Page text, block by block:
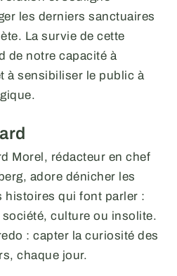
les derniers sanctuaires
La survie de cette
de notre capacité à
à sensibiliser le public à
Morel, rédacteur en chef
adore dénicher les
histoires qui font parler :
culture ou insolite.
: capter la curiosité des
chaque jour.